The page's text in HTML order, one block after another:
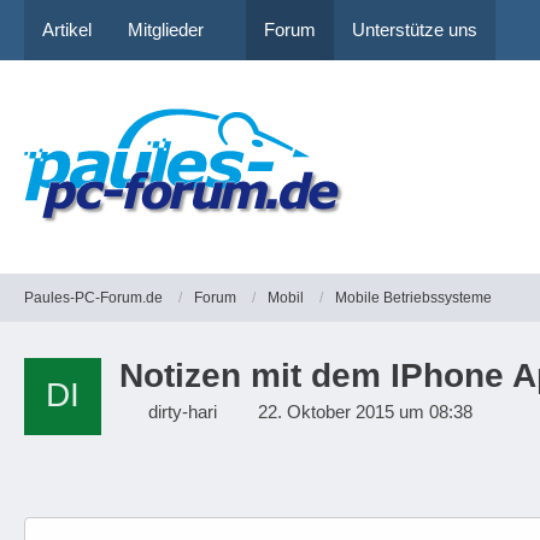
Artikel Mitglieder Forum Unterstütze uns
Paules-PC-Forum.de Forum Mobil Mobile Betriebssysteme
Notizen mit dem IPhone
dirty-hari 22. Oktober 2015 um 08:38